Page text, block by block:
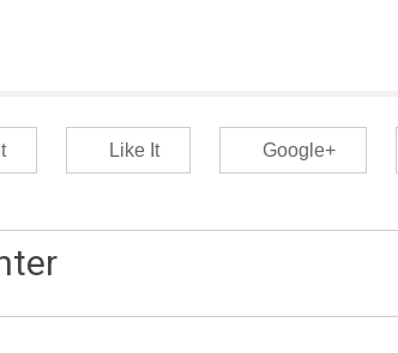
Like It Google+